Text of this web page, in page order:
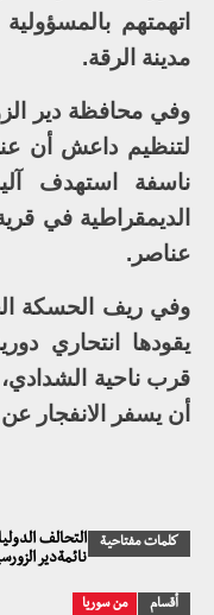
اتهمتهم
مدينة الرقة.
وفي محافظة دير
لتنظيم داعش أن
ناسفة استهدف
الديمقراطية في
عناصر.
وفي ريف الحسكة
يقودها انتحاري
قرب ناحية
أن يسفر الانفجار
كلمات مفتاحية
التحالف
نائمةدير
أقسام من سوريا